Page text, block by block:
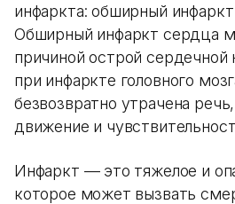
инфаркта: обширный
Обширный инфаркт сердца
причиной острой сердечной
при инфаркте головного
безвозвратно утрачена речь,
движение и
Инфаркт — это тяжелое и
которое может вызвать